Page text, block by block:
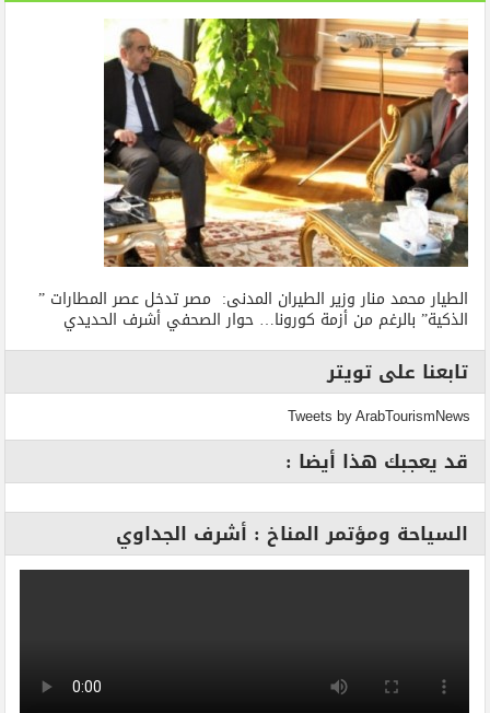
الطيار محمد منار وزير الطيران المدنى: مصر تدخل عصر المطارات ”
الذكية” بالرغم من أزمة كورونا… حوار الصحفي أشرف الحديدي
تابعنا على تويتر
Tweets by ArabTourismNews
قد يعجبك هذا أيضا :
السياحة ومؤتمر المناخ : أشرف الجداوي